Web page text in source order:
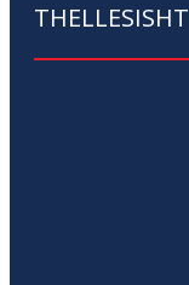
THELLESISHT